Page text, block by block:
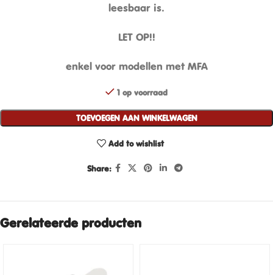
leesbaar is.
LET OP!!
enkel voor modellen met MFA
1 op voorraad
TOEVOEGEN AAN WINKELWAGEN
Add to wishlist
Share:
Gerelateerde producten